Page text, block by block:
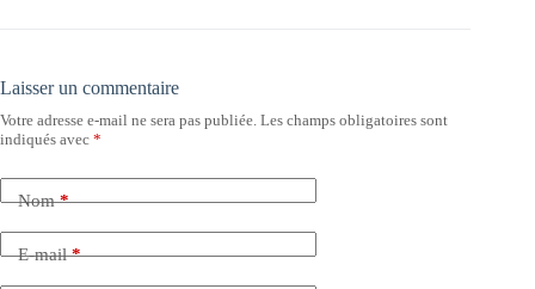
Laisser un commentaire
Votre adresse e-mail ne sera pas publiée. Les champs obligatoires sont
indiqués avec *
Nom*
E-mail*